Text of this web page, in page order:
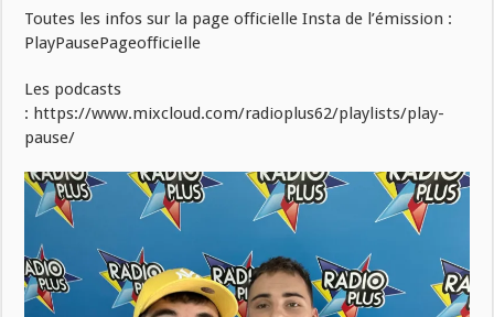
Toutes les infos sur la page officielle Insta de l’émission :
PlayPausePageofficielle
Les podcasts
: https://www.mixcloud.com/radioplus62/playlists/play-
pause/